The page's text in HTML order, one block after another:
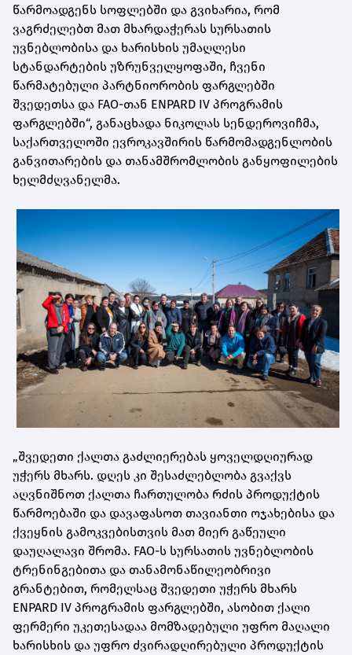
წარმოადგენს სოფლებში და გვიხარია, რომ
ვაგრძელებთ მათ მხარდაჭერას სურსათის
უვნებლობისა და ხარისხის უმაღლესი
სტანდარტების უზრუნველყოფაში, ჩვენი
წარმატებული პარტნიორობის ფარგლებში
შვედეთსა და FAO-თან ENPARD IV პროგრამის
ფარგლებში“, განაცხადა ნიკოლას სენდეროვიჩმა,
საქართველოში ევროკავშირის წარმომადგენლობის
განვითარების და თანამშრომლობის განყოფილების
ხელმძღვანელმა.
„შვედეთი ქალთა გაძლიერებას ყოველდღიურად
უჭერს მხარს. დღეს კი შესაძლებლობა გვაქვს
აღვნიშნოთ ქალთა ჩართულობა რძის პროდუქტის
წარმოებაში და დავაფასოთ თავიანთი ოჯახებისა და
ქვეყნის გამოკვებისთვის მათ მიერ გაწეული
დაუღალავი შრომა. FAO-ს სურსათის უვნებლობის
ტრენინგებითა და თანამონაწილეობრივი
გრანტებით, რომელსაც შვედეთი უჭერს მხარს
ENPARD IV პროგრამის ფარგლებში, ასობით ქალი
ფერმერი უკეთესადაა მომზადებული უფრო მაღალი
ხარისხის და უფრო ძვირადღირებული პროდუქტის